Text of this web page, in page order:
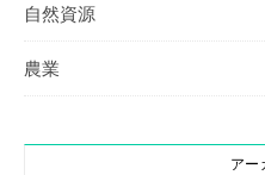
自然資源
農業
アー